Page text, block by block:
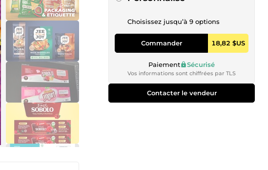
Choisissez jusqu’à 9 options
Commander 18,82 $US
Paiement Sécurisé
Vos informations sont chiffrées par TLS
Contacter le vendeur